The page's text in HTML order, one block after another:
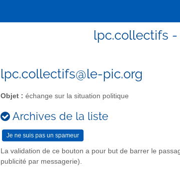
lpc.collectifs
lpc.collectifs@le-pic.org
Objet : échange sur la situation politique
Archives de la liste
La validation de ce bouton a pour but de barrer le
publicité par messagerie).